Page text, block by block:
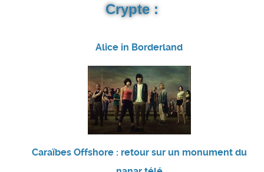
Crypte :
Alice in Borderland
Caraïbes Offshore : retour sur un monument du